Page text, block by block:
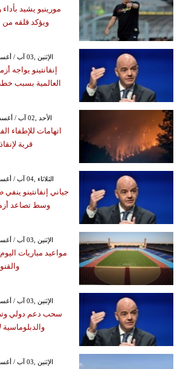
مورينيو يشيد
ويؤكد قلقه من
GMT 10:19 2026 الإثنين ,03 آب / أغسطس
إنفانتينو يواجه
العالمية بسبب
GMT 22:02 2026 الأحد ,02 آب / أغسطس
اتهامات للإطفاء
قرية
GMT 09:05 2026 الثلاثاء ,04 آب / أغسطس
جياني إنفانتينو
وسط تصاعد
GMT 08:04 2026 الإثنين ,03 آب / أغسطس
GMT 19:04 2026 الإثنين ,03 آب / أغسطس
سحب دعم دولي
والدبلوماسية
GMT 03:35 2026 الإثنين ,03 آب / أغسطس